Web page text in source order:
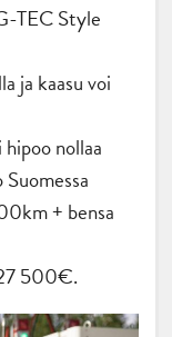
TEC Style
ja kaasu voi
nollaa
+ bensa
500€.